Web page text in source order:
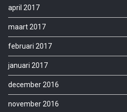
april 2017
maart 2017
februari 2017
januari 2017
december 2016
november 2016